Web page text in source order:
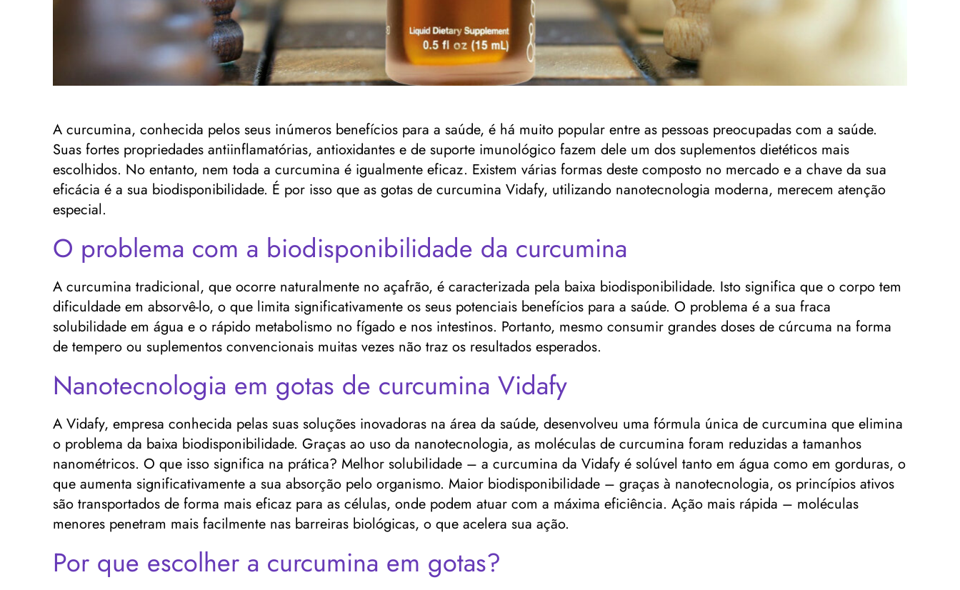
A curcumina, conhecida pelos seus inúmeros benefícios para a saúde, é há muito popular entre as pessoas preocupadas com a saúde.
Suas fortes propriedades antiinflamatórias, antioxidantes e de suporte imunológico fazem dele um dos suplementos dietéticos mais
escolhidos. No entanto, nem toda a curcumina é igualmente eficaz. Existem várias formas deste composto no mercado e a chave da sua
eficácia é a sua biodisponibilidade. É por isso que as gotas de curcumina Vidafy, utilizando nanotecnologia moderna, merecem atenção
especial.
O problema com a biodisponibilidade da curcumina
A curcumina tradicional, que ocorre naturalmente no açafrão, é caracterizada pela baixa biodisponibilidade. Isto significa que o corpo tem
dificuldade em absorvê-lo, o que limita significativamente os seus potenciais benefícios para a saúde. O problema é a sua fraca
solubilidade em água e o rápido metabolismo no fígado e nos intestinos. Portanto, mesmo consumir grandes doses de cúrcuma na forma
de tempero ou suplementos convencionais muitas vezes não traz os resultados esperados.
Nanotecnologia em gotas de curcumina Vidafy
A Vidafy, empresa conhecida pelas suas soluções inovadoras na área da saúde, desenvolveu uma fórmula única de curcumina que elimina
o problema da baixa biodisponibilidade. Graças ao uso da nanotecnologia, as moléculas de curcumina foram reduzidas a tamanhos
nanométricos. O que isso significa na prática? Melhor solubilidade – a curcumina da Vidafy é solúvel tanto em água como em gorduras, o
que aumenta significativamente a sua absorção pelo organismo. Maior biodisponibilidade – graças à nanotecnologia, os princípios ativos
são transportados de forma mais eficaz para as células, onde podem atuar com a máxima eficiência. Ação mais rápida – moléculas
menores penetram mais facilmente nas barreiras biológicas, o que acelera sua ação.
Por que escolher a curcumina em gotas?